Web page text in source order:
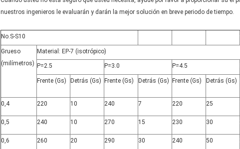
nuestros ingenieros le evaluarán y darán la mejor solución en breve periodo de tiempo.
No.S-S10
Grueso
(milímetros)
Material: EP-7 (isotrópico)
P=2.5 P=3.0 P=4.5
Frente (Gs) Detrás (Gs) Frente (Gs) Detrás (Gs) Frente (Gs) Detrás (Gs)
0,4 220 10 240 7 220 25
0,5 240 10 270 15 230 30
0,6 260 20 290 30 240 50